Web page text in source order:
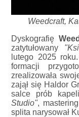
Weedcraft,
Dyskografię
zatytułowany
lutego 2025
formacji
zrealizowała
zajął się Haldor
salce prób
Studio",
splita narysował